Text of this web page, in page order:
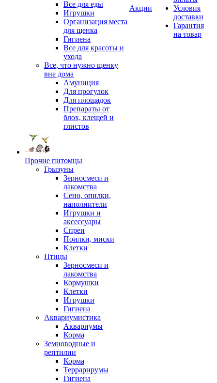
Все для еды
Игрушки
Организация места
для щенка
Гигиена
Все для красоты и
ухода
Все, что нужно щенку
вне дома
Амуниция
Для прогулок
Для площадок
Препараты от
блох, клещей и
глистов
Прочие питомцы
Грызуны
Зерносмеси и
лакомства
Сено, опилки,
наполнители
Игрушки и
аксессуары
Спреи
Поилки, миски
Клетки
Птицы
Зерносмеси и
лакомства
Кормушки
Клетки
Игрушки
Гигиена
Аквариумистика
Аквариумы
Корма
Земноводные и
рептилии
Корма
Террарирумы
Гигиена
Акции
Условия
доставки
Гарантия
на товар